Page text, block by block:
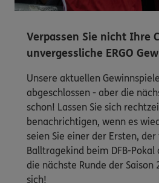
Verpassen Sie nicht Ihre
unvergessliche ERGO
Unsere aktuellen
abgeschlossen - aber die
schon! Lassen Sie sich
benachrichtigen, wenn es
seien Sie einer der Ersten,
Balltragekind beim DFB-
die nächste Runde der Saison
sich!